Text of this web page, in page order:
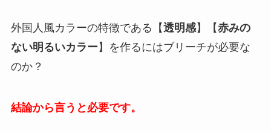
外国人風カラーの特徴である【透明感】【赤みの
ない明るいカラー 】を作るにはブリーチが必要な
のか？
結論から言うと必要です。